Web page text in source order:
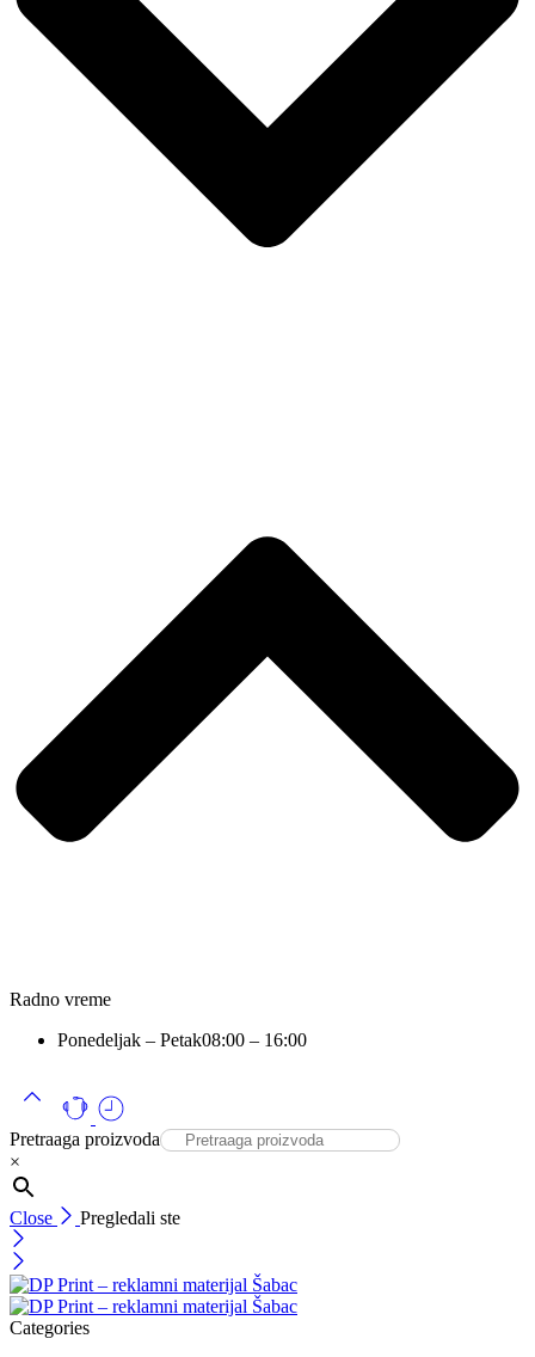
Radno vreme
Ponedeljak – Petak08:00 – 16:00
Pretraaga proizvoda
×
Close Pregledali ste
Categories